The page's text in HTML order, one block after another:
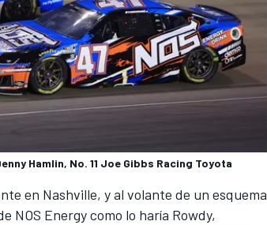
Hamlin, No. 11 Joe Gibbs Racing Toyota
en Nashville, y al volante de un esquema
NOS Energy como lo haría Rowdy,